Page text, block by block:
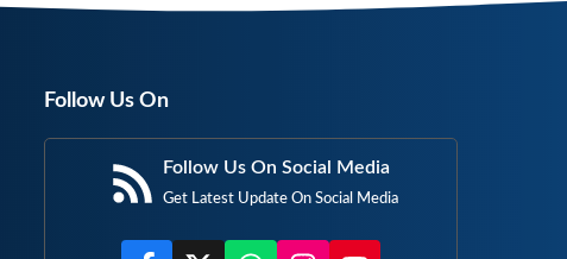
Follow Us On
Follow Us On Social Media
Get Latest Update On Social Media